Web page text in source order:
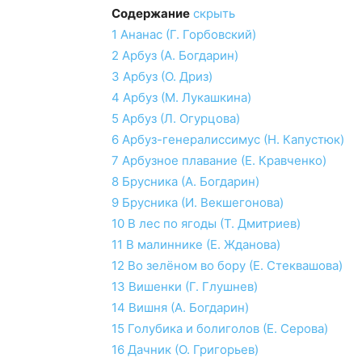
Содержание скрыть
1 Ананас (Г. Горбовский)
2 Арбуз (А. Богдарин)
3 Арбуз (О. Дриз)
4 Арбуз (М. Лукашкина)
5 Арбуз (Л. Огурцова)
6 Арбуз-генералиссимус (Н. Капустюк)
7 Арбузное плавание (Е. Кравченко)
8 Брусника (А. Богдарин)
9 Брусника (И. Векшегонова)
10 В лес по ягоды (Т. Дмитриев)
11 В малиннике (Е. Жданова)
12 Во зелёном во бору (Е. Стеквашова)
13 Вишенки (Г. Глушнев)
14 Вишня (А. Богдарин)
15 Голубика и болиголов (Е. Серова)
16 Дачник (О. Григорьев)